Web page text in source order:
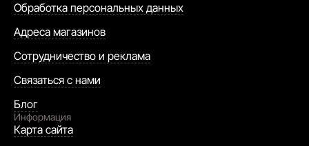
Обработка персональных данных
Адреса магазинов
Сотрудничество и реклама
Связаться с нами
Блог
Информация
Карта сайта